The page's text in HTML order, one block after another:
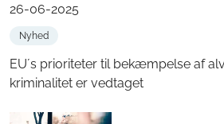
26-06-2025
Nyhed
EU´s prioriteter til bekæmpelse af
kriminalitet er vedtaget